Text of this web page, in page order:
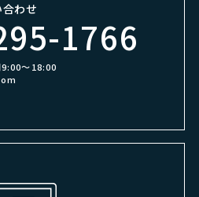
わせ
1766
9:00～18:00